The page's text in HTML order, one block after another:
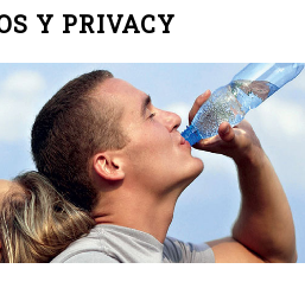
Y PRIVACY